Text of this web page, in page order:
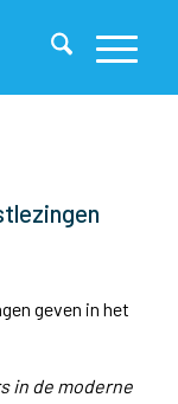
geven in het
in de moderne